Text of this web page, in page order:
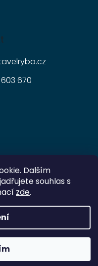
Dalším
souhlas s
zde.
670
práva vyhrazena.